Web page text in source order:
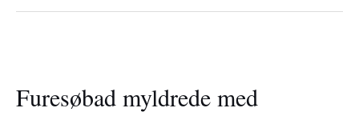
Furesøbad myldrede med
med
vinterbadere